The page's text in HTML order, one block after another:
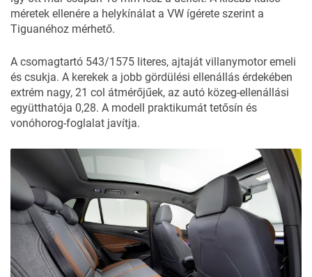
méretek ellenére a helykínálat a VW ígérete szerint a
Tiguanéhoz mérhető.
A csomagtartó 543/1575 literes, ajtaját villanymotor emeli
és csukja. A kerekek a jobb gördülési ellenállás érdekében
extrém nagy, 21 col átmérőjűek, az autó közeg-ellenállási
együtthatója 0,28. A modell praktikumát tetősín és
vonóhorog-foglalat javítja.